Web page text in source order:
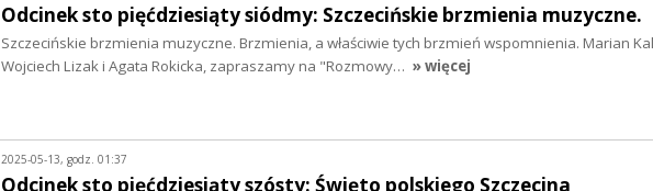
Odcinek sto pięćdziesiąty siódmy: Szczecińskie brzmienia muzyczne.
Szczecińskie brzmienia muzyczne. Brzmienia, a właściwie tych brzmień wspomnienia. Marian
Wojciech Lizak i Agata Rokicka, zapraszamy na "Rozmowy… » więcej
2025-05-13, godz. 01:37
Odcinek sto pięćdziesiąty szósty: Święto polskiego Szczecina